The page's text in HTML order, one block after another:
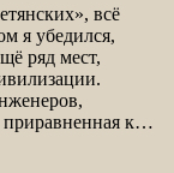
всё
я убедился,
ряд мест,
приравненная к…